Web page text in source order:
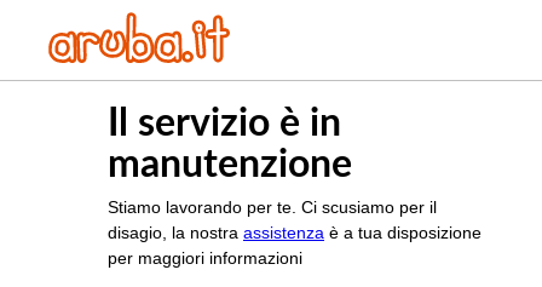
Il servizio è in
manutenzione
Stiamo lavorando per te. Ci scusiamo per il
disagio, la nostra assistenza è a tua disposizione
per maggiori informazioni